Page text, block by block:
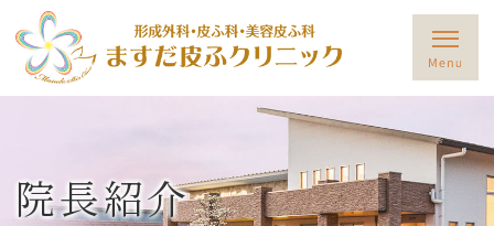
院長紹介